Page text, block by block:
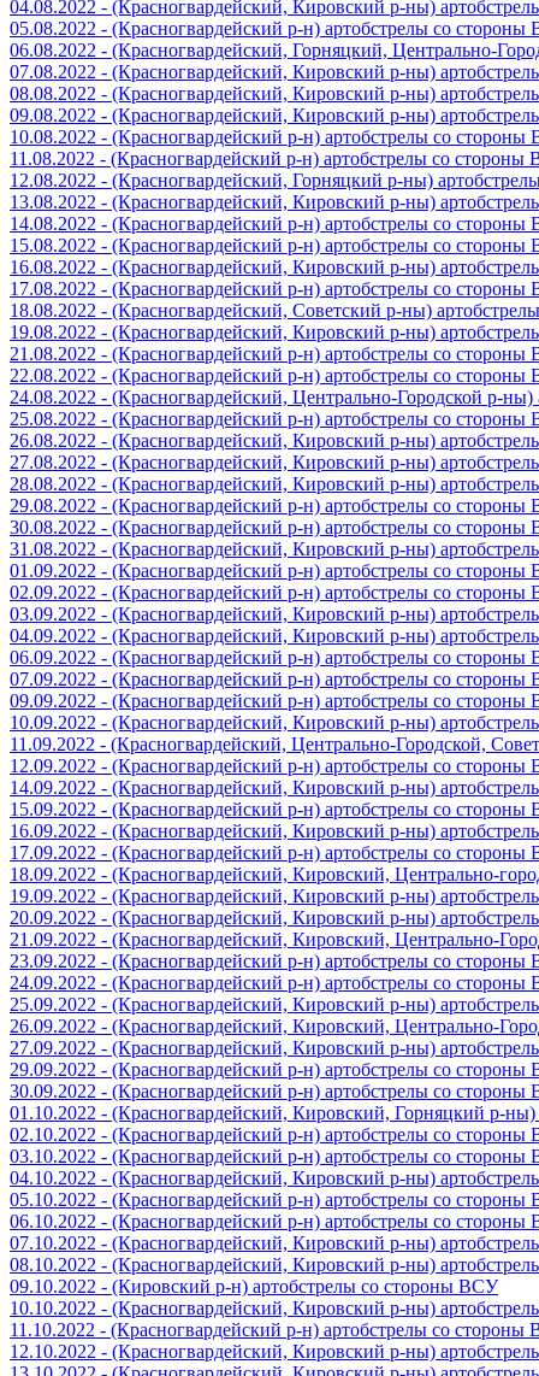
04.08.2022 - (Красногвардейский, Кировский р-ны)
05.08.2022 - (Красногвардейский р-н) артобстрелы со
06.08.2022 - (Красногвардейский, Горняцкий, Центрально-
07.08.2022 - (Красногвардейский, Кировский р-ны)
08.08.2022 - (Красногвардейский, Кировский р-ны)
09.08.2022 - (Красногвардейский, Кировский р-ны)
10.08.2022 - (Красногвардейский р-н) артобстрелы со
11.08.2022 - (Красногвардейский р-н) артобстрелы со стороны
12.08.2022 - (Красногвардейский, Горняцкий р-ны)
13.08.2022 - (Красногвардейский, Кировский р-ны)
14.08.2022 - (Красногвардейский р-н) артобстрелы со
15.08.2022 - (Красногвардейский р-н) артобстрелы со
16.08.2022 - (Красногвардейский, Кировский р-ны)
17.08.2022 - (Красногвардейский р-н) артобстрелы со
18.08.2022 - (Красногвардейский, Советский р-ны)
19.08.2022 - (Красногвардейский, Кировский р-ны)
21.08.2022 - (Красногвардейский р-н) артобстрелы со
22.08.2022 - (Красногвардейский р-н) артобстрелы со
24.08.2022 - (Красногвардейский, Центрально-Городской р-
25.08.2022 - (Красногвардейский р-н) артобстрелы со
26.08.2022 - (Красногвардейский, Кировский р-ны)
27.08.2022 - (Красногвардейский, Кировский р-ны)
28.08.2022 - (Красногвардейский, Кировский р-ны)
29.08.2022 - (Красногвардейский р-н) артобстрелы со
30.08.2022 - (Красногвардейский р-н) артобстрелы со
31.08.2022 - (Красногвардейский, Кировский р-ны)
01.09.2022 - (Красногвардейский р-н) артобстрелы со
02.09.2022 - (Красногвардейский р-н) артобстрелы со
03.09.2022 - (Красногвардейский, Кировский р-ны)
04.09.2022 - (Красногвардейский, Кировский р-ны)
06.09.2022 - (Красногвардейский р-н) артобстрелы со
07.09.2022 - (Красногвардейский р-н) артобстрелы со
09.09.2022 - (Красногвардейский р-н) артобстрелы со
10.09.2022 - (Красногвардейский, Кировский р-ны)
11.09.2022 - (Красногвардейский, Центрально-Городской,
12.09.2022 - (Красногвардейский р-н) артобстрелы со
14.09.2022 - (Красногвардейский, Кировский р-ны)
15.09.2022 - (Красногвардейский р-н) артобстрелы со
16.09.2022 - (Красногвардейский, Кировский р-ны)
17.09.2022 - (Красногвардейский р-н) артобстрелы со
18.09.2022 - (Красногвардейский, Кировский, Центрально-
19.09.2022 - (Красногвардейский, Кировский р-ны)
20.09.2022 - (Красногвардейский, Кировский р-ны)
21.09.2022 - (Красногвардейский, Кировский, Центрально-
23.09.2022 - (Красногвардейский р-н) артобстрелы со
24.09.2022 - (Красногвардейский р-н) артобстрелы со
25.09.2022 - (Красногвардейский, Кировский р-ны)
26.09.2022 - (Красногвардейский, Кировский, Центрально-
27.09.2022 - (Красногвардейский, Кировский р-ны)
29.09.2022 - (Красногвардейский р-н) артобстрелы со
30.09.2022 - (Красногвардейский р-н) артобстрелы со
01.10.2022 - (Красногвардейский, Кировский, Горняцкий р-
02.10.2022 - (Красногвардейский р-н) артобстрелы со
03.10.2022 - (Красногвардейский р-н) артобстрелы со
04.10.2022 - (Красногвардейский, Кировский р-ны)
05.10.2022 - (Красногвардейский р-н) артобстрелы со
06.10.2022 - (Красногвардейский р-н) артобстрелы со
07.10.2022 - (Красногвардейский, Кировский р-ны)
08.10.2022 - (Красногвардейский, Кировский р-ны)
09.10.2022 - (Кировский р-н) артобстрелы со стороны ВСУ
10.10.2022 - (Красногвардейский, Кировский р-ны)
11.10.2022 - (Красногвардейский р-н) артобстрелы со стороны
12.10.2022 - (Красногвардейский, Кировский р-ны)